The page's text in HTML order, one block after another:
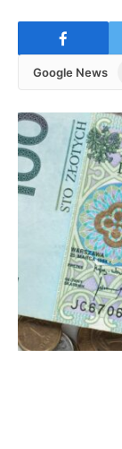
Google News